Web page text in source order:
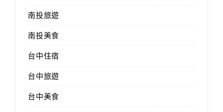
南投旅遊
南投美食
台中住宿
台中旅遊
台中美食